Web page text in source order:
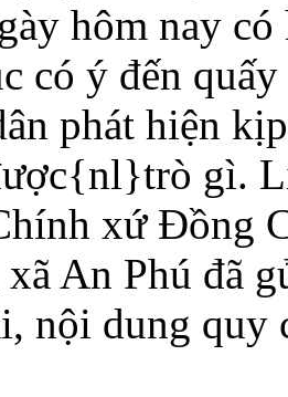
hôm nay
có ý đến
phát hiện
gì.
xứ Ðồng
An Phú đã
nội dung quy